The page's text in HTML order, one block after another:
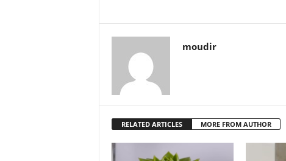
moudir
RELATED ARTICLES MORE FROM AUTHOR